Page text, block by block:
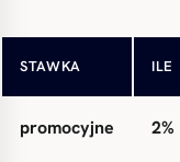
STAWKA ILE
premiowe 6%
promocyjne 2%